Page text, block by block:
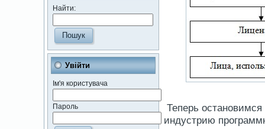
Найти:
Увійти
Ім'я користувача
Пароль
Теперь
индустрию